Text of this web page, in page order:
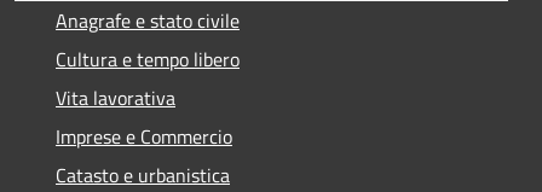
Anagrafe e stato civile
Cultura e tempo libero
Vita lavorativa
Imprese e Commercio
Catasto e urbanistica